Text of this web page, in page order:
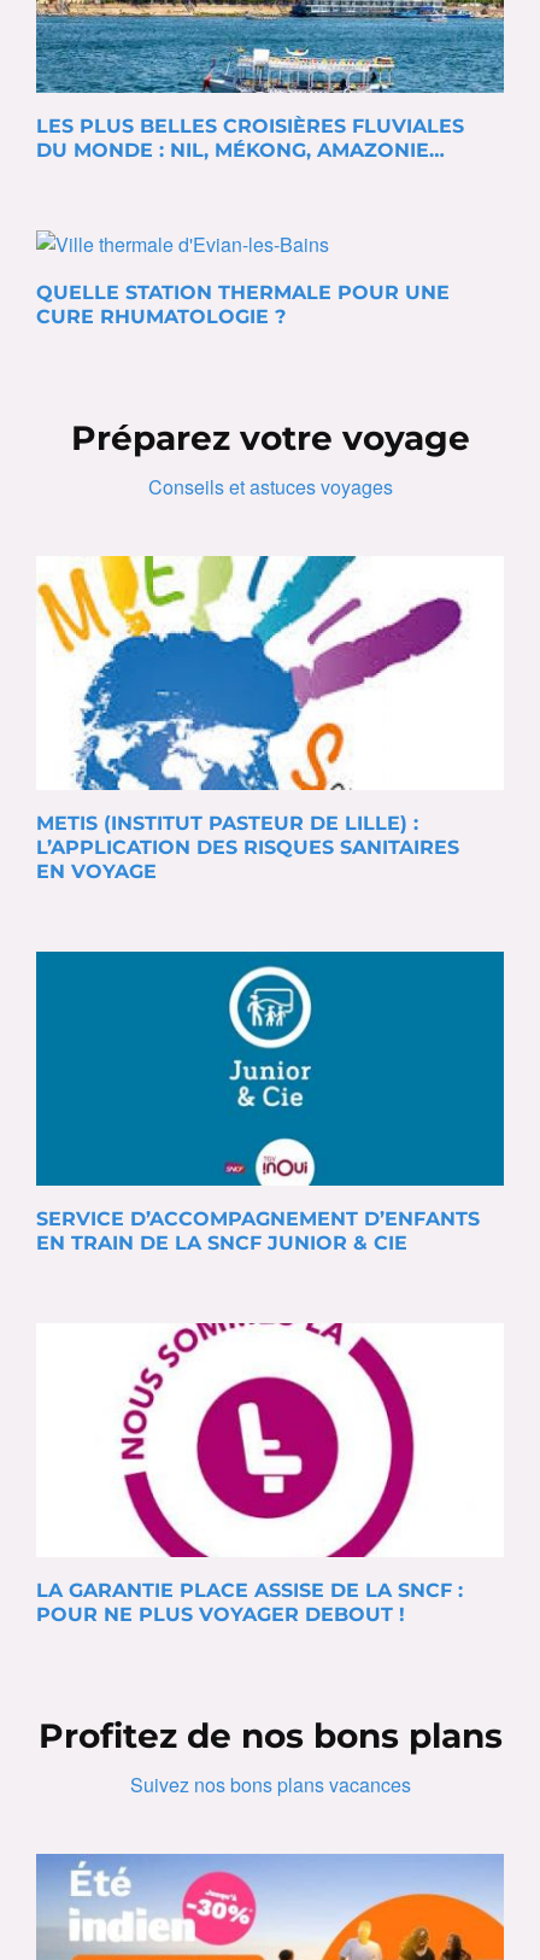
LES PLUS BELLES CROISIÈRES FLUVIALES
DU MONDE : NIL, MÉKONG, AMAZONIE…
QUELLE STATION THERMALE POUR UNE
CURE RHUMATOLOGIE ?
Préparez votre voyage
Conseils et astuces voyages
METIS (INSTITUT PASTEUR DE LILLE) :
L’APPLICATION DES RISQUES SANITAIRES
EN VOYAGE
SERVICE D’ACCOMPAGNEMENT D’ENFANTS
EN TRAIN DE LA SNCF JUNIOR & CIE
LA GARANTIE PLACE ASSISE DE LA SNCF :
POUR NE PLUS VOYAGER DEBOUT !
Profitez de nos bons plans
Suivez nos bons plans vacances